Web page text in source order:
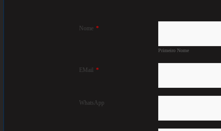
Nome *
Primeiro Nome
EMail *
WhatsApp